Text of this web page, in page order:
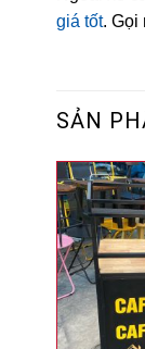
giá tốt. Gọi
SẢN